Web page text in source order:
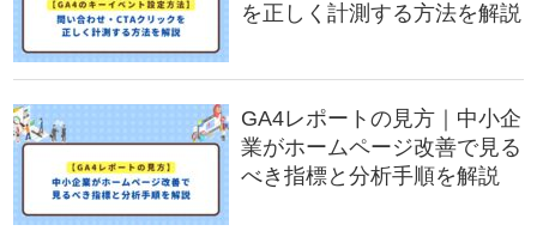
を正しく計測する方法を解説
GA4レポートの見方｜中小企
業がホームページ改善で見る
べき指標と分析手順を解説